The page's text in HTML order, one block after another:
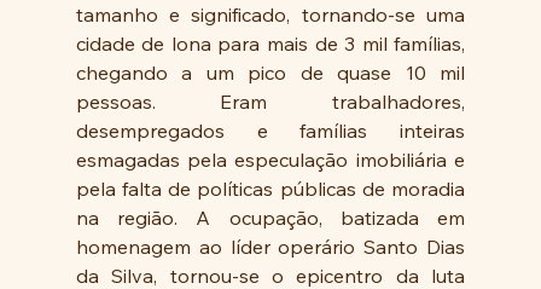
tamanho e significado, tornando-se uma
cidade de lona para mais de 3 mil famílias,
chegando a um pico de quase 10 mil
pessoas. Eram trabalhadores,
desempregados e famílias inteiras
esmagadas pela especulação imobiliária e
pela falta de políticas públicas de moradia
na região. A ocupação, batizada em
homenagem ao líder operário Santo Dias
da Silva, tornou-se o epicentro da luta